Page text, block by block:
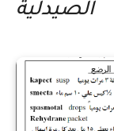
الصيدلية